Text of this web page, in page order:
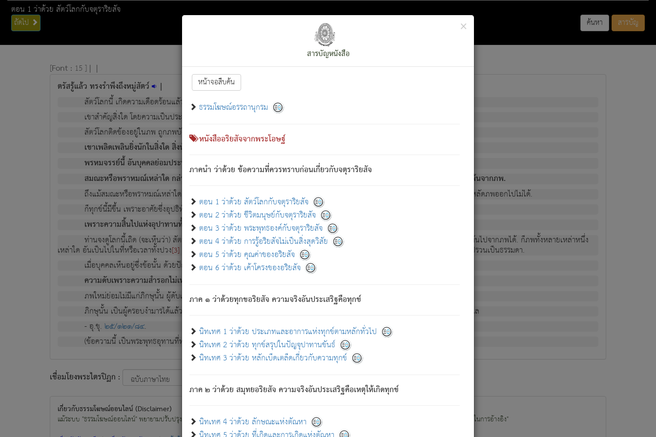
ตอน 1 ว่าด้วย สัตว์โลกกับจตุราริยสัจ
ถัดไป ค้นหา สารบัญ
×
สารบัญหนังสือ
หน้าจอสืบค้น
ธรรมโฆษณ์อรรถานุกรม
หนังสืออริยสัจจากพระโอษฐ์
ภาคนำ ว่าด้วย ข้อความที่ควรทราบก่อนเกี่ยวกับจตุราริยสัจ
ตอน 1 ว่าด้วย สัตว์โลกกับจตุราริยสัจ
ตอน 2 ว่าด้วย ชีวิตมนุษย์กับจตุราริยสัจ
ตอน 3 ว่าด้วย พระพุทธองค์กับจตุราริยสัจ
ตอน 4 ว่าด้วย การรู้อริยสัจไม่เป็นสิ่งสุดวิสัย
ตอน 5 ว่าด้วย คุณค่าของอริยสัจ
ตอน 6 ว่าด้วย เค้าโครงของอริยสัจ
ภาค ๑ ว่าด้วยทุกขอริยสัจ ความจริงอันประเสริฐคือทุกข์
นิทเทศ 1 ว่าด้วย ประเภทและอาการแห่งทุกข์ตามหลักทั่วไป
นิทเทศ 2 ว่าด้วย ทุกข์สรุปในปัญจุปาทานขันธ์
นิทเทศ 3 ว่าด้วย หลักเบ็ดเตล็ดเกี่ยวกับความทุกข์
ภาค ๒ ว่าด้วย สมุทยอริยสัจ ความจริงอันประเสริฐคือเหตุให้เกิดทุกข์
นิทเทศ 4 ว่าด้วย ลักษณะแห่งตัณหา
[Font : 15 ] | |
ตรัสรู้แล้ว ทรงรำพึงถึงหมู่สัตว์ |
สัตว์โลกนี้ เกิดความเดือดร้อนแล้ว มีผัสสะบังหน้า[1]ย่อมกล่าวซึ่งโรค (ความเสียดแทง) นั้นโดยความเป็นตัวเป็นตน
เขาสำคัญสิ่งใด โดยความเป็นประการใด แต่สิ่งนั้นย่อมเป็น (ตามที่เป็นจริง) โดยประการอื่นจากที่เขาสำคัญนั้น
สัตว์โลกติดข้องอยู่ในภพ ถูกภพบังหน้าแล้ว มีภพโดยความเป็นอย่างอื่น (จากที่มันเป็นอยู่จริง) จึงได้เพลิดเพลินยิ่งนักในภพนั้น
เขาเพลิดเพลินยิ่งนักในสิ่งใด สิ่งนั้นเป็นภัย (ที่เขาไม่รู้จัก) : เขากลัวต่อสิ่งใดสิ่งนั้นเป็นทุกข์
พรหมจรรย์นี้ อันบุคคลย่อมประพฤติ ก็เพื่อการละขาดซึ่งภพ.
สมณะหรือพราหมณ์เหล่าใด กล่าวความหลุดพ้นจากภพว่ามีได้เพราะภพ เรากล่าวว่า สมณะหรือพราหมณ์ทั้งปวงนั้น มิใช่ผู้หลดพ้นจากภพ.
ถึงแม้สมณะหรือพราหมณ์เหล่าใด กล่าวความออกไปได้จากภพ ว่ามีได้เพราะวิภพ[2]
: เรากล่าวว่า สมณะหรือพราหมณ์ทั้งปวงนั้น ก็ยังสลัดภพออกไปไม่ได้.
ก็ทุกข์นี้มีขึ้น เพราะอาศัยซึ่งอุปธิทั้งปวง.
เพราะความสิ้นไปแห่งอุปาทานทั้งปวง ความเกิดขึ้นแห่งทุกข์จึงไม่มี.
ท่านจงดูโลกนี้เถิด (จะเห็นว่า) สัตว์ทั้งหลายอันอวิชาหนาแน่นบังหนาแล้ว; และว่า สัตว์ผู้ยินดีในภพอันเป็นแล้วนั้น ย่อมไม่เป็นผู้หลุดพ้นไปจากภพได้. ก็ภพทั้งหลายเหล่าหนึ่ง
เหล่าใด อันเป็นไปในที่หรือเวลาทั้งปวง[3] เพื่อความมีแห่งประโยชน์โดยประการทั้งปวง; ภพทั้งหลายทั้งหมดนั้น ไม่เที่ยง เป็นทุกข์ มีความแปรปรวนเป็นธรรมดา.
เมื่อบุคคลเห็นอยู่ซึ่งข้อนั้น ด้วยปัญญาอันชอบตามที่เป็นจริงอย่างนี้อยู่; เขาย่อมละภวตัณหาได้ และไม่เพลิดเพลินวิภวตัณหาด้วย.
ความดับเพราะความสำรอกไม่เหลือ (แห่งภพทั้งหลาย) เพราะความสิ้นไปแห่งตัณหาโดยประการทั้งปวง นั้นคือนิพพาน.
ภพใหม่ย่อมไม่มีแก่ภิกษุนั้น ผู้ดับเย็นสนิทแล้ว เพราะไม่มีความยึดมั่น
ภิกษุนั้น เป็นผู้ครอบงำมารได้แล้ว ชนะสงครามแล้ว ก้าวล่วงภพทั้งหลายทั้งปวงได้แล้ว เป็นผู้คงที่ (คือไม่เปลี่ยนแปลงอีกต่อไป). ดังนี้แล
- อุ.ขุ.๒๕/๑๒๑/๘๔.
(ข้อความนี้ เป็นพระพุทธอุทานที่ทรงเปล่งออก ที่โคนต้นโพธิ์เป็นที่ตรัสรู้ เมื่อตรัสรู้แล้วได้ 7 วัน)
เชื่อมโยงพระไตรปิฏก :
เกี่ยวกับธรรมโฆษณ์ออนไลน์ (Disclaimer)
แม้ระบบ "ธรรมโฆษณ์ออนไลน์" พยายามปรับปรุงข้อมูลให้ถูกต้องมากที่สุด ผู้ศึกษาก็พึงตรวจสอบกับตัวเล่มหนังสือต้นฉบับ ที่มีการพิมพ์ครั้งล่าสุด ก่อนนำข้อมูลไปใช้ในการอ้างอิง"